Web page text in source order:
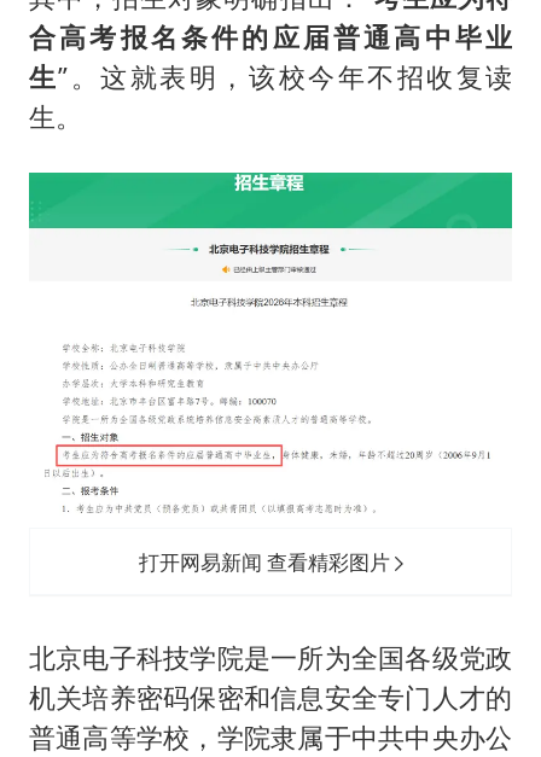
合高考报名条件的应届普通高中毕业
生”。这就表明，该校今年不招收复读
生。
打开网易新闻 查看精彩图片
北京电子科技学院是一所为全国各级党政
机关培养密码保密和信息安全专门人才的
普通高等学校，学院隶属于中共中央办公